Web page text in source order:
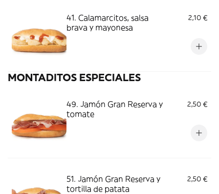
41. Calamarcitos, salsa
brava y mayonesa
2,10 €
MONTADITOS ESPECIALES
49. Jamón Gran Reserva y
tomate
2,50 €
51. Jamón Gran Reserva y
tortilla de patata
2,50 €